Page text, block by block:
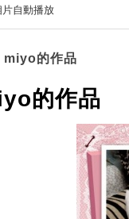
片自動播放
miyo的作品
的作品